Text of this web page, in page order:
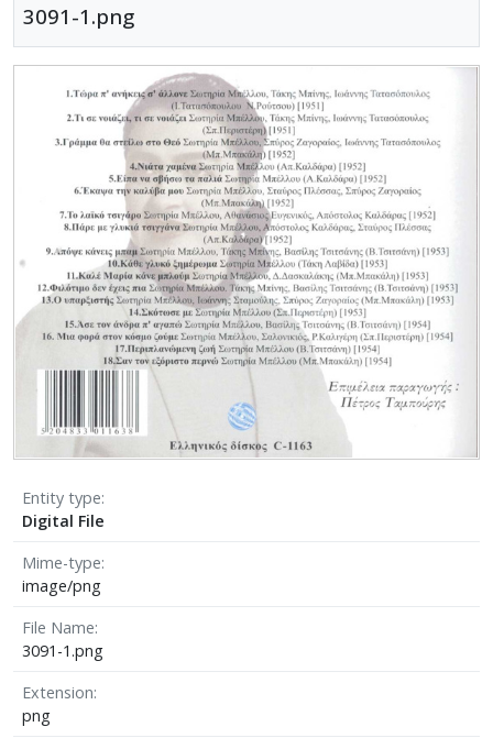
3091-1.png
Entity type
Digital File
Mime-type
image/png
File Name
3091-1.png
Extension
png